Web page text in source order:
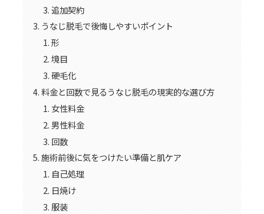
追加契約
うなじ脱毛で後悔しやすいポイント
形
境目
硬毛化
料金と回数で見るうなじ脱毛の現実的な選び方
女性料金
男性料金
回数
施術前後に気をつけたい準備と肌ケア
自己処理
日焼け
服装